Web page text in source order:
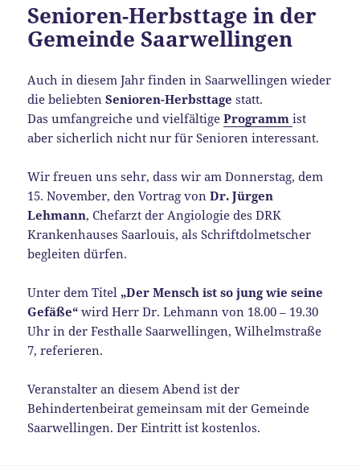
Senioren-Herbsttage in der
Gemeinde Saarwellingen
Auch in diesem Jahr finden in Saarwellingen wieder
die beliebtenSenioren-Herbsttage statt.
Das umfangreiche und vielfältigeProgrammist
aber sicherlich nicht nur für Senioren interessant.
Wir freuen uns sehr, dass wir am Donnerstag, dem
15. November, den Vortrag vonDr. Jürgen
Lehmann, Chefarzt der Angiologie des DRK
Krankenhauses Saarlouis, als Schriftdolmetscher
begleiten dürfen.
Unter dem Titel „Der Mensch ist so jung wie seine
Gefäße“ wird Herr Dr. Lehmann von 18.00 – 19.30
Uhr in der Festhalle Saarwellingen, Wilhelmstraße
7, referieren.
Veranstalter an diesem Abend ist der
Behindertenbeirat gemeinsam mit der Gemeinde
Saarwellingen. Der Eintritt ist kostenlos.